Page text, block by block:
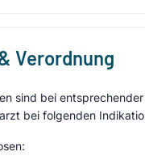
Verordnung
sind bei
bei folgenden